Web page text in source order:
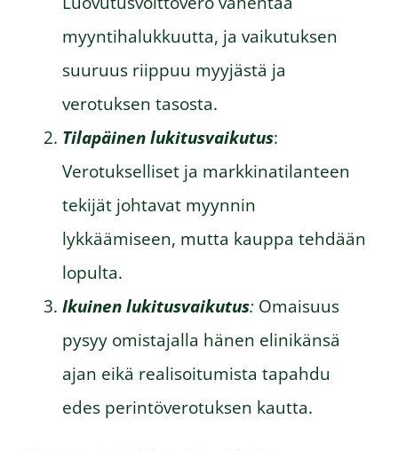
myyntihalukkuutta, ja vaikutuksen
suuruus riippuu myyjästä ja
verotuksen tasosta.
Tilapäinen lukitusvaikutus:
Verotukselliset ja markkinatilanteen
tekijät johtavat myynnin
lykkäämiseen, mutta kauppa tehdään
lopulta.
Ikuinen lukitusvaikutus: Omaisuus
pysyy omistajalla hänen elinikänsä
ajan eikä realisoitumista tapahdu
edes perintöverotuksen kautta.